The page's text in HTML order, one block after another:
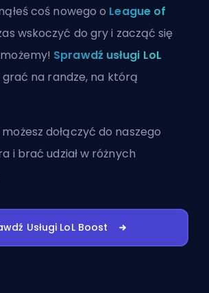
coś nowego o League of
wskoczyć do gry i zacząć się
Sprawdź usługi LoL
grać na randze, na którą
dołączyć do naszego
i brać udział w różnych
Usługi LoL Boost